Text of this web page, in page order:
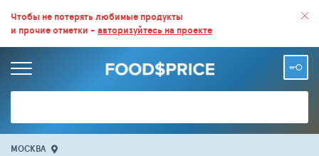
ВСЕ СКИДКИ И ВЫГОДНЫЕ ЦЕНЫ НА ПРОДУКТЫ В МАГАЗИНАХ.
БОЛЬШЕ 100 000 ТОВАРОВ. ЕЖЕДНЕВНОЕ ОБНОВЛЕНИЕ ЦЕН.
Чтобы не потерять любимые продукты
и прочие отметки - авторизуйтесь на проекте
МОСКВА